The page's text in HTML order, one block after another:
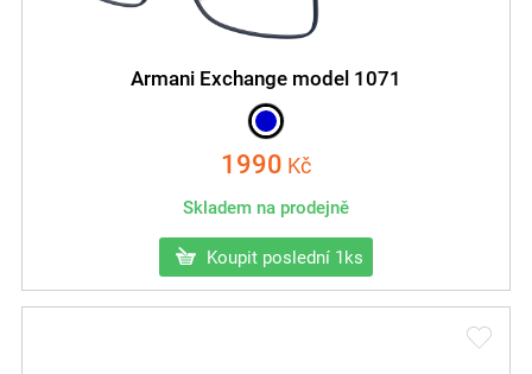
Armani Exchange model 1071
1990 Kč
Skladem na prodejně
Koupit poslední 1ks